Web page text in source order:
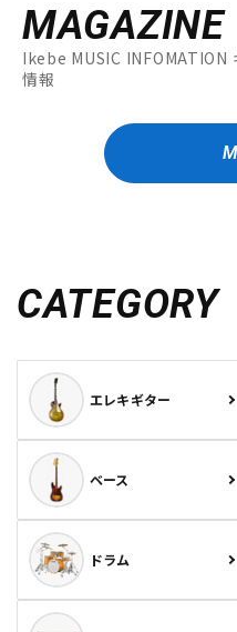
MAGAZINE
Ikebe MUSIC INFOMATION
情報
CATEGORY
エレキギター
ベース
ドラム